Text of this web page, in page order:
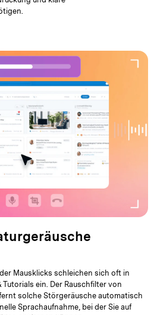
Mausklicks schleichen sich oft in
ein. Der Rauschfilter von
solche Störgeräusche automatisch
Sprachaufnahme, bei der Sie auf